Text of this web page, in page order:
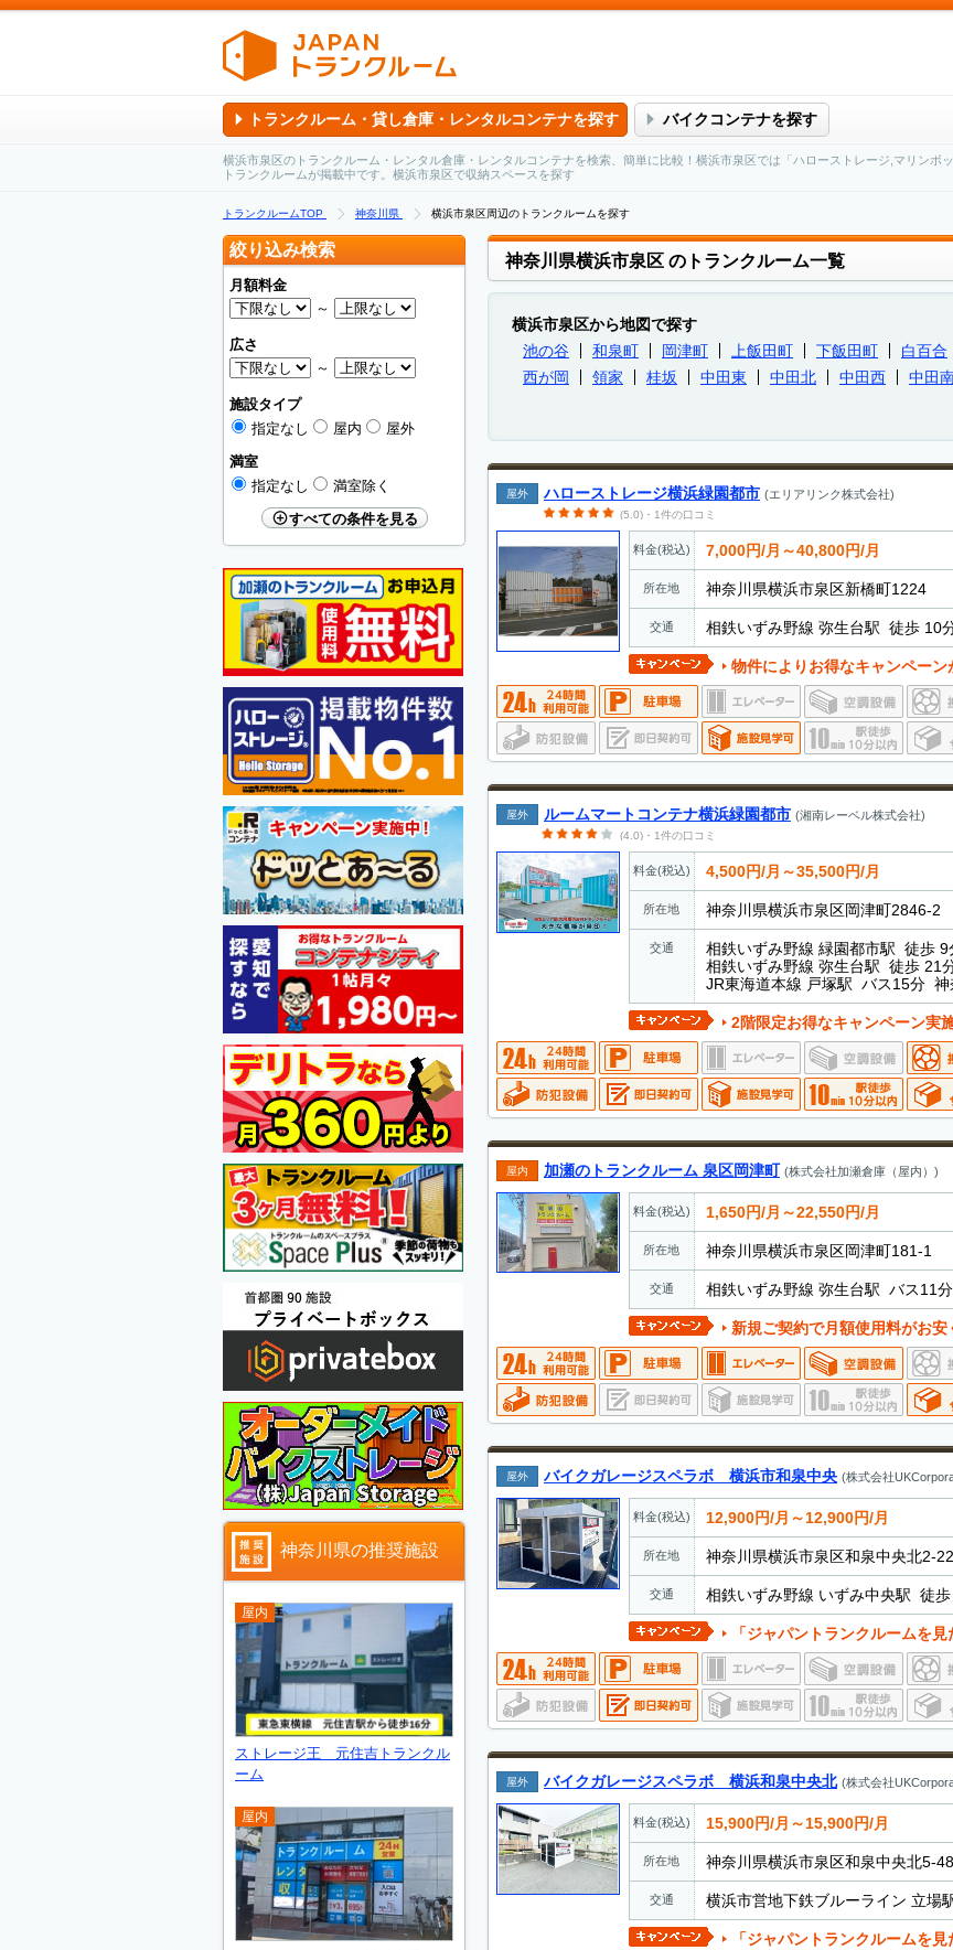
トランクルーム・貸し倉庫・レンタルコンテナを探す バイクコンテナを探す
横浜市泉区のトランクルーム・レンタル倉庫・レンタルコンテナを検索、簡単に比較！横浜市泉区では「ハローストレージ,マリンボ
トランクルームが掲載中です。横浜市泉区で収納スペースを探す
トランクルームTOP 神奈川県 横浜市泉区周辺のトランクルームを探す
神奈川県横浜市泉区 のトランクルーム一覧
横浜市泉区から地図で探す
池の谷
和泉町 岡津町 上飯田町 下飯田町 白百合
西が岡
領家 桂坂 中田東 中田北 中田西 中田
屋外 ハローストレージ横浜緑園都市 (エリアリンク株式会社)
(5.0)・1件の口コミ
料金(税込) 7,000円/月～40,800円/月
所在地 神奈川県横浜市泉区新橋町1224
交通 相鉄いずみ野線 弥生台駅 徒歩 10
物件によりお得なキャンペーン
屋外 ルームマートコンテナ横浜緑園都市 (湘南レーベル株式会社)
(4.0)・1件の口コミ
料金(税込) 4,500円/月～35,500円/月
所在地 神奈川県横浜市泉区岡津町2846-2
交通
相鉄いずみ野線 緑園都市駅 徒歩 9
相鉄いずみ野線 弥生台駅 徒歩 21
JR東海道本線 戸塚駅 バス15分
2階限定お得なキャンペーン実施
屋内 加瀬のトランクルーム 泉区岡津町 (株式会社加瀬倉庫（屋内）)
料金(税込) 1,650円/月～22,550円/月
所在地 神奈川県横浜市泉区岡津町181-1
交通 相鉄いずみ野線 弥生台駅 バス11
新規ご契約で月額使用料がお安くなるキャンペーン
屋外 バイクガレージスペラボ 横浜市和泉中央 (株式会社
料金(税込) 12,900円/月～12,900円/月
所在地 神奈川県横浜市泉区和泉中央北2-
交通 相鉄いずみ野線 いずみ中央駅 徒
「ジャパントランクルームを見た」とお電話でお
屋外 バイクガレージスペラボ 横浜和泉中央北 (株式会社
料金(税込) 15,900円/月～15,900円/月
所在地 神奈川県横浜市泉区和泉中央北5-
交通 横浜市営地下鉄ブルーライン 立場
「ジャパントランクルームを見た」とお電話でお
絞り込み検索
月額料金
～
広さ
～
施設タイプ
指定なし
屋内
屋外
満室
指定なし
満室除く
すべての条件を見る
神奈川県の推奨施設
屋内
ストレージ王 元住吉トランクル
ーム
屋内